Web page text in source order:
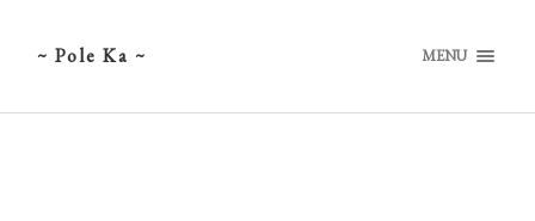
~ Pole Ka ~ MENU